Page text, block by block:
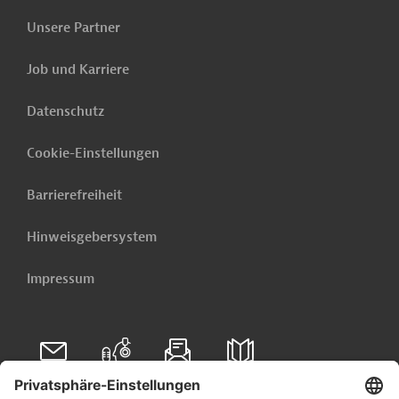
Unsere Partner
Job und Karriere
Datenschutz
Cookie-Einstellungen
Barrierefreiheit
Hinweisgebersystem
Impressum